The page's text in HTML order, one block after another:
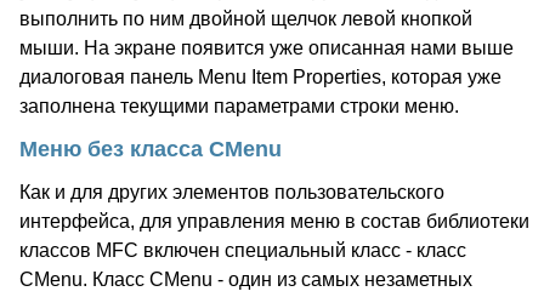
выполнить по ним двойной щелчок левой кнопкой
мыши. На экране появится уже описанная нами выше
диалоговая панель Menu Item Properties, которая уже
заполнена текущими параметрами строки меню.
Меню без класса CMenu
Как и для других элементов пользовательского
интерфейса, для управления меню в состав библиотеки
классов MFC включен специальный класс - класс
CMenu. Класс CMenu - один из самых незаметных